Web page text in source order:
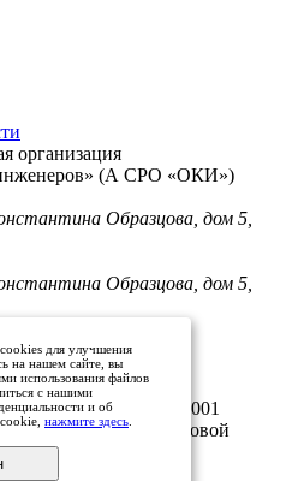
организация
(А СРО «ОКИ»)
Образцова, дом 5,
Образцова, дом 5,
КПП 231101001
владельцами торговой
для улучшения
на нашем сайте, вы
использования файлов
с нашими
и об
нажмите здесь